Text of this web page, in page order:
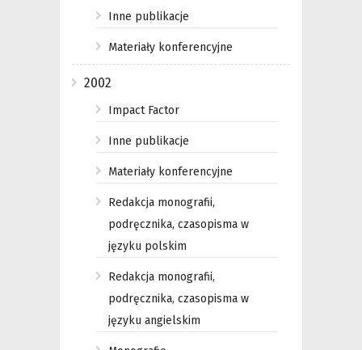
Inne publikacje
Materiały konferencyjne
2002
Impact Factor
Inne publikacje
Materiały konferencyjne
Redakcja monografii,
podręcznika, czasopisma w
języku polskim
Redakcja monografii,
podręcznika, czasopisma w
języku angielskim